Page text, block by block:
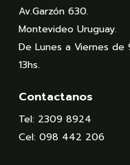
Av.Garzón 630.
Montevideo Uruguay.
De Lunes a Viernes de
13hs.
Contactanos
Tel: 2309 8924
Cel: 098 442 206